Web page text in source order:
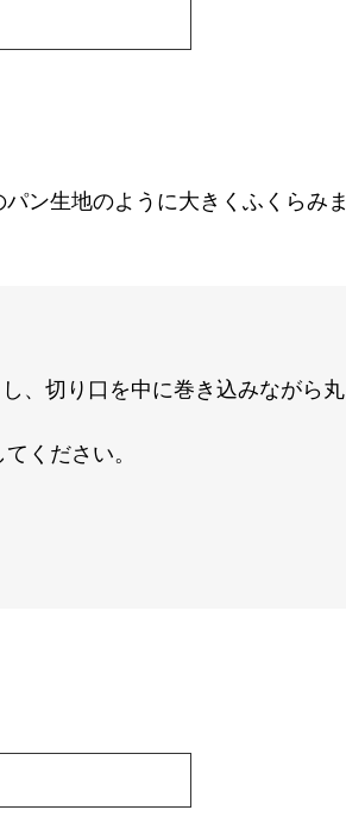
ン生地のように大きくふくらみま
、切り口を中に巻き込みながら丸
ください。